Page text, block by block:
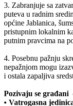
3. Zabranjuje sa
puteva u radnim
općine Jablanica,
pristupnim lokalnim
putnim pravcima na
4. Posebnu pažnju
nepažnjom mogu
i ostala zapaljiva
Pozivaju se građani
• Vatrogasna